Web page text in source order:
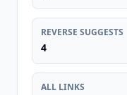
REVERSE SUGGESTS
4
ALL LINKS